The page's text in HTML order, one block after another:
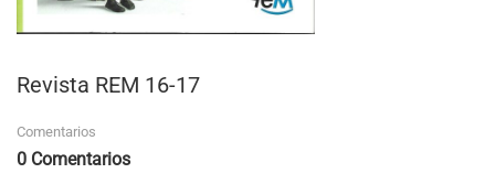
Revista REM 16-17
Comentarios
0 Comentarios